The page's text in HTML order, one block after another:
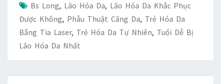
Bs Long, Lão Hóa Da, Lão Hóa Da Khắc Phục
Được Không, Phẫu Thuật Căng Da, Trẻ Hóa Da
Bằng Tia Laser, Trẻ Hóa Da Tự Nhiên, Tuổi Dễ Bị
Lão Hóa Da Nhất